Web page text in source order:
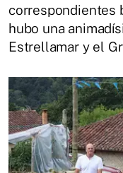
correspondientes
hubo una
Estrellamar y el